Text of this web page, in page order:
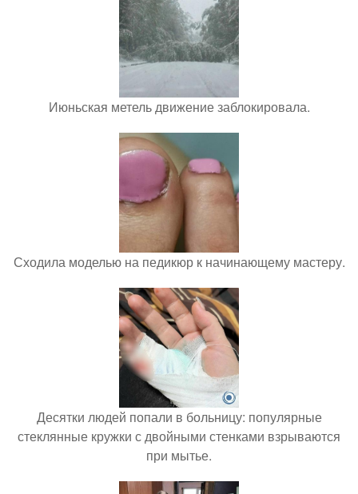
Июньская метель движение заблокировала.
Сходила моделью на педикюр к начинающему мастеру.
Десятки людей попали в больницу: популярные
стеклянные кружки с двойными стенками взрываются
при мытье.